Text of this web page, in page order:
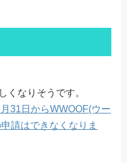
くなりそうです。
31日からWWOOF(ウー
請はできなくなりま